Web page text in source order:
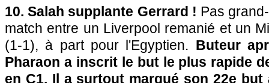
10. Salah supplante Gerrard ! Pas
match entre un Liverpool remanié et un
(1-1), à part pour l'Egyptien. Buteur
Pharaon a inscrit le but le plus rapide
en C1. Il a surtout marqué son 22e